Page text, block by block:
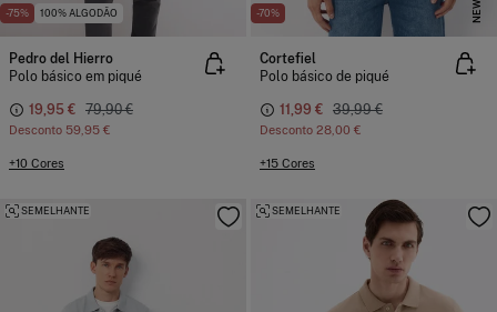
-75% 100% ALGODÃO
Pedro del Hierro
Polo básico em piqué
19,95 € 79,90 €
Desconto 59,95 €
+10 Cores
-70% NEW
Cortefiel
Polo básico de piqué
11,99 € 39,99 €
Desconto 28,00 €
+15 Cores
SEMELHANTE SEMELHANTE